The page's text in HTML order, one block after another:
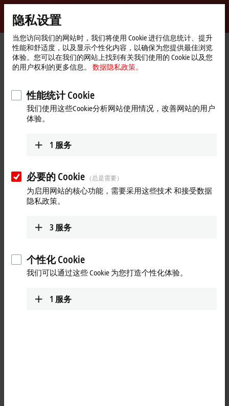
Beckhoff
-
自
动
化
技
术
Start
page
公司简介
最新资讯
Multi-touch panel PC – developed for the plastics industry
Video
2024年12月3日
Multi-touch panel PC – developed
touch built-in Panel PC is the perfect complement to the TwinCAT 3
Plastic Framework. The 19-inch display offers you enough space to
control your plastics machine. The freely configurable push button
extension, the integrated control wheel, and the large number of LEDs
Loading...
隐私设置
当您访问我们的网站时，我们将使用 Cookie 进行信息统计、提升
性能和舒适度，以及显示个性化内容，以确保为您提供最佳浏览
体验。您可以在我们的网站上找到有关我们使用的 Cookie 以及您
的用户权利的更多信息。
数据隐私政策。
性能统计 Cookie
我们使用这些Cookie分析网站使用情况，改善网站的用户
体验。
1 服务
必要的 Cookie （总是需要）
为启用网站的核心功能，需要采用这些技术 和接受数据
隐私政策。
3 服务
个性化 Cookie
我们可以通过这些 Cookie 为您打造个性化体验。
1 服务